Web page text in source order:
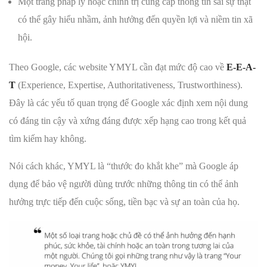
có thể gây hiểu nhầm, ảnh hưởng đến quyền lợi và niềm tin xã
hội.
Theo Google, các website YMYL cần đạt mức độ cao về E-E-A-
T (Experience, Expertise, Authoritativeness, Trustworthiness).
Đây là các yếu tố quan trọng để Google xác định xem nội dung
có đáng tin cậy và xứng đáng được xếp hạng cao trong kết quả
tìm kiếm hay không.
Nói cách khác, YMYL là “thước đo khắt khe” mà Google áp
dụng để bảo vệ người dùng trước những thông tin có thể ảnh
hưởng trực tiếp đến cuộc sống, tiền bạc và sự an toàn của họ.